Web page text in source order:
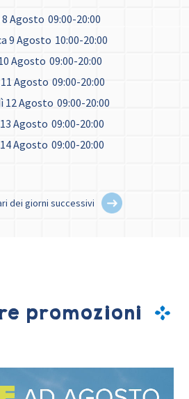
Agosto 09:00-20:00
9 Agosto 10:00-20:00
Agosto 09:00-20:00
Agosto 09:00-20:00
12 Agosto 09:00-20:00
Agosto 09:00-20:00
Agosto 09:00-20:00
dei giorni successivi
promozioni